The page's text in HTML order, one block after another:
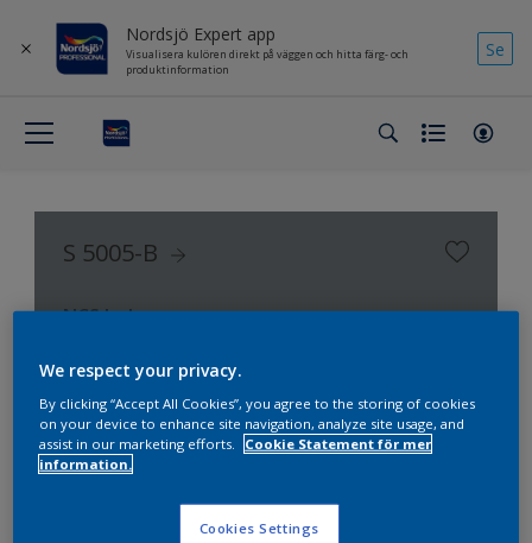
Nordsjö Expert app
Visualisera kulören direkt på väggen och hitta färg- och
produktinformation
Se
S 5005-B
NCS Index
We respect your privacy.
By clicking “Accept All Cookies”, you agree to the storing of cookies
on your device to enhance site navigation, analyze site usage, and
assist in our marketing efforts.
Cookie Statement för mer
information.
Cookies Settings